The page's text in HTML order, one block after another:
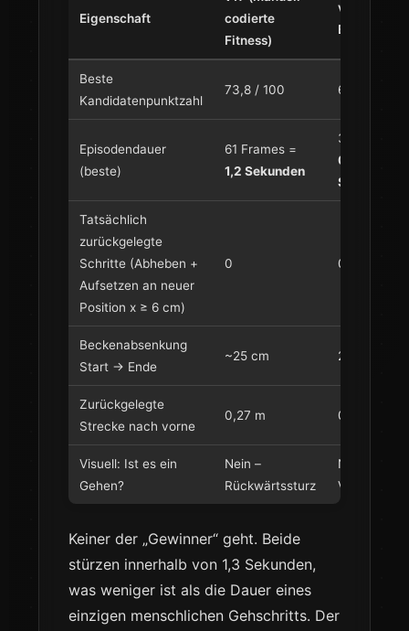
Eigenschaft
codierte
Fitness)
v18 (VLM-
Bewertung)
Beste
Kandidatenpunktzahl
73,8 / 100 62 / 100
Episodendauer
(beste)
61 Frames =
1,2 Sekunden
30 Frames
0,6
Sekunden
Tatsächlich
zurückgelegte
Schritte (Abheben +
Aufsetzen an neuer
Position x ≥ 6 cm)
0 0
Beckenabsenkung
Start → Ende
~25 cm 26 cm
Zurückgelegte
Strecke nach vorne
0,27 m 0,09 m
Visuell: Ist es ein
Gehen?
Nein –
Rückwärtssturz
Nein –
Keiner der „Gewinner“ geht. Beide
stürzen innerhalb von 1,3 Sekunden,
was weniger ist als die Dauer eines
einzigen menschlichen Gehschritts. Der